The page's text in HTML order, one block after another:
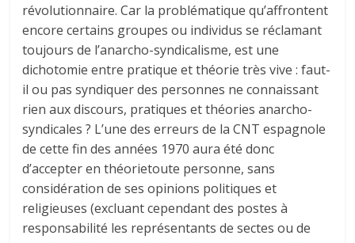
révolutionnaire. Car la problématique qu’affrontent
encore certains groupes ou individus se réclamant
toujours de l’anarcho-syndicalisme, est une
dichotomie entre pratique et théorie très vive : faut-
il ou pas syndiquer des personnes ne connaissant
rien aux discours, pratiques et théories anarcho-
syndicales ? L’une des erreurs de la CNT espagnole
de cette fin des années 1970 aura été donc
d’accepter en théorietoute personne, sans
considération de ses opinions politiques et
religieuses (excluant cependant des postes à
responsabilité les représentants de sectes ou de